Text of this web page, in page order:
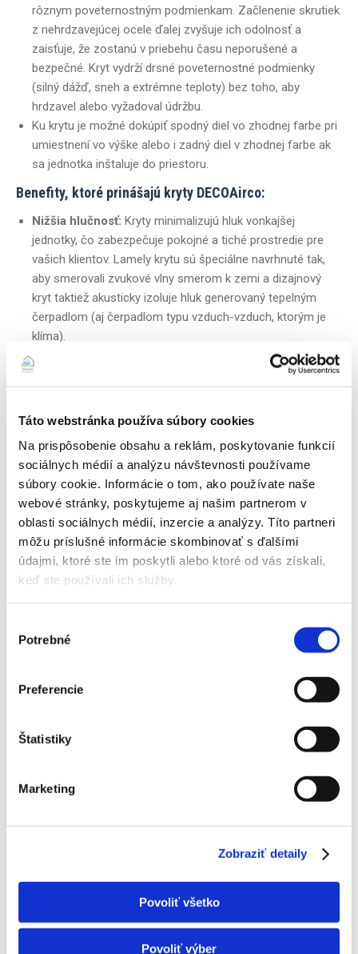
Táto webstránka používa súbory cookies
Na prispôsobenie obsahu a reklám, poskytovanie funkcií
sociálnych médií a analýzu návštevnosti používame
súbory cookie. Informácie o tom, ako používate naše
webové stránky, poskytujeme aj našim partnerom v
oblasti sociálnych médií, inzercie a analýzy. Títo partneri
môžu príslušné informácie skombinovať s ďalšími
údajmi, ktoré ste im poskytli alebo ktoré od vás získali,
keď ste používali ich služby.
súhlasu
Potrebné
Preferencie
Štatistiky
Marketing
Zobraziť detaily
Povoliť všetko
Povoliť výber
rôznym poveternostným podmienkam. Začlenenie skrutiek
z nehrdzavejúcej ocele ďalej zvyšuje ich odolnosť a
zaisťuje, že zostanú v priebehu času neporušené a
bezpečné. Kryt vydrží drsné poveternostné podmienky
(silný dážď, sneh a extrémne teploty) bez toho, aby
hrdzavel alebo vyžadoval údržbu.
Ku krytu je možné dokúpiť spodný diel vo zhodnej farbe pri
umiestnení vo výške alebo i zadný diel v zhodnej farbe ak
sa jednotka inštaluje do priestoru.
Benefity, ktoré prinášajú kryty DECOAirco:
Nižšia hlučnosť: Kryty minimalizujú hluk vonkajšej
jednotky, čo zabezpečuje pokojné a tiché prostredie pre
vašich klientov. Lamely krytu sú špeciálne navrhnuté tak,
aby smerovali zvukové vlny smerom k zemi a dizajnový
kryt taktiež akusticky izoluje hluk generovaný tepelným
čerpadlom (aj čerpadlom typu vzduch-vzduch, ktorým je
klíma).
Ochrana:
Kryty sú vyrobené z odolných materiálov, ktoré
poskytujú spoľahlivú ochranu vonkajšej jednotky pred
vandalizmom a pod.
Kryt sa dá položiť na zem alebo zavesiť
na stenu, v závislosti od umiestnenia vašej vonkajšej
jednotky. V prípade umiestnenia do výšky je potrebné
dokúpiť ku krytu aj spodný kryt (spodnú časť) v dizajne
celého krytu.
Dizajn:Moderný a elegantný dizajn krytov prispieva k
estetickému zlepšeniu exteriéru budov a obydlí, čím sa
zvyšuje ich atraktivita. V ponukemáme 2 základná
farebné variantyv rovnakej cene
(RAL9010) alebo antracitovej tmavej farbe (RAL7016).
doplatok:
RAL 7022 –
RAL8003 – Hlinovo hnedá/ RAL 8012 – Červeno-hnedá/
Objednávku veľkosti krytu M-XXL (mimo S) zrealizujete
pomocou
Možno by sa Vám páčilo…
DAIKIN COMFORA FTXP35N9 + RXP35N -